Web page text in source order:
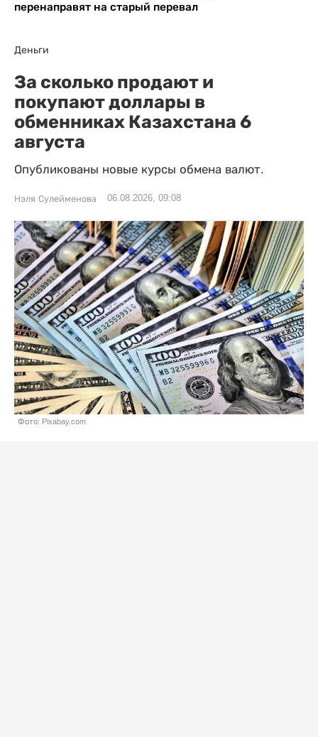
перенаправят на старый перевал
Деньги
За сколько продают и
покупают доллары в
обменниках Казахстана 6
августа
Опубликованы новые курсы обмена валют.
Нэля Сулейменова 06.08.2026, 09:08
Фото: Pixabay.com